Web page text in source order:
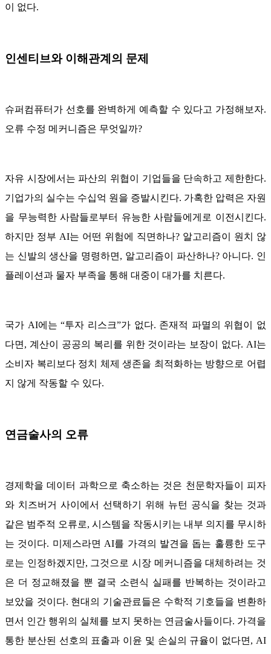
이 없다.
인센티브와 이해관계의 문제
슈퍼컴퓨터가 선호를 완벽하게 예측할 수 있다고 가정해보자.
오류 수정 메커니즘은 무엇일까?
자유 시장에서는 파산의 위협이 기업들을 단속하고 제한한다.
기업가의 실수는 수십억 원을 증발시킨다. 가혹한 압력은 자원
을 무능력한 사람들로부터 유능한 사람들에게로 이전시킨다.
하지만 정부 AI는 어떤 위험에 직면하나? 알고리즘이 원치 않
는 신발의 생산을 명령하면, 알고리즘이 파산하나? 아니다. 인
플레이션과 물자 부족을 통해 대중이 대가를 치른다.
국가 AI에는 “투자 리스크”가 없다. 존재적 파멸의 위협이 없
다면, 계산이 공공의 복리를 위한 것이라는 보장이 없다. AI는
소비자 복리보다 정치 체제 생존을 최적화하는 방향으로 어렵
지 않게 작동할 수 있다.
연금술사의 오류
경제학을 데이터 과학으로 축소하는 것은 천문학자들이 피자
와 치즈버거 사이에서 선택하기 위해 뉴턴 공식을 찾는 것과
같은 범주적 오류로, 시스템을 작동시키는 내부 의지를 무시하
는 것이다. 미제스라면 AI를 가격의 발견을 돕는 훌륭한 도구
로는 인정하겠지만, 그것으로 시장 메커니즘을 대체하려는 것
은 더 정교해졌을 뿐 결국 소련식 실패를 반복하는 것이라고
보았을 것이다. 현대의 기술관료들은 수학적 기호들을 변환하
면서 인간 행위의 실체를 보지 못하는 연금술사들이다. 가격을
통한 분산된 선호의 표출과 이윤 및 손실의 규율이 없다면, AI